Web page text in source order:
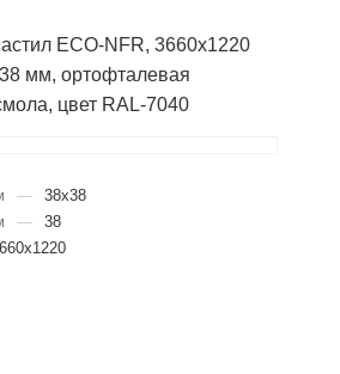
ECO-NFR, 3660х1220
мм, ортофталевая
цвет RAL-7040
—
38х38
—
38